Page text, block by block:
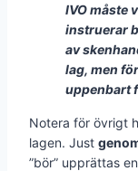
IVO måste
instruerar
av
lag, men
uppenbart
Notera för övrigt
lagen. Just
”bör” upprättas